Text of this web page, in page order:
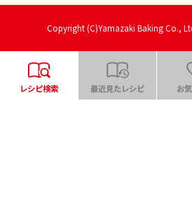
Copyright (C)Yamazaki Baking Co.,
レシピ検索 最近見たレシピ お